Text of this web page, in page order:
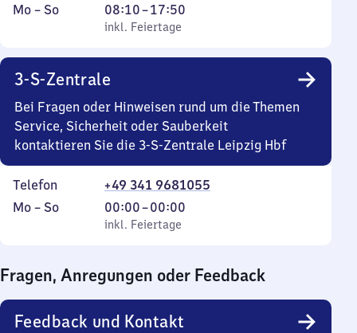
Montag
Mo – So,
inkl. Feiertage
08:10–17:50
Von
8
bis
17
Uhr
50
inkl. Feiertage
3-S-Zentrale
Bei Fragen oder Hinweisen rund um die Themen
Service, Sicherheit oder Sauberkeit
kontaktieren Sie die 3-S-Zentrale Leipzig Hbf
Telefon
+49 341 9681055
Montag
Mo – So,
inkl. Feiertage
00:00–00:00
Von
0
0
Uhr
inkl. Feiertage
Fragen, Anregungen oder Feedback
Feedback und Kontakt